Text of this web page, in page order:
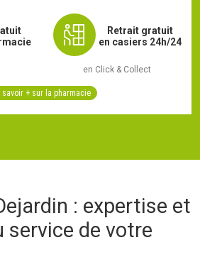
Retrait gratuit
en casiers 24h/24
en Click & Collect
savoir + sur la pharmacie
: expertise et
service de votre